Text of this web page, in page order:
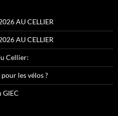
AU CELLIER
AU CELLIER
Cellier:
les vélos ?
GIEC